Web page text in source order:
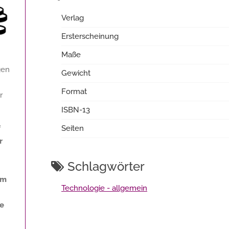
Verlag
Ersterscheinung
Maße
Gewicht
Format
ISBN-13
Seiten
Schlagwörter
Technologie - allgemein